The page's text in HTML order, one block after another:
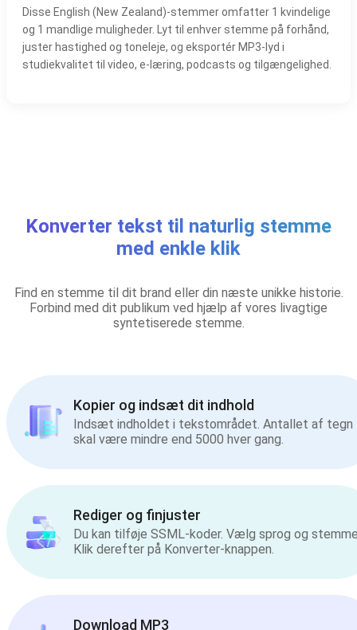
Disse English (New Zealand)-stemmer omfatter 1 kvindelige
og 1 mandlige muligheder. Lyt til enhver stemme på forhånd,
juster hastighed og toneleje, og eksportér MP3-lyd i
studiekvalitet til video, e-læring, podcasts og tilgængelighed.
Konverter tekst til naturlig stemme
med enkle klik
Find en stemme til dit brand eller din næste unikke historie.
Forbind med dit publikum ved hjælp af vores livagtige
syntetiserede stemme.
Kopier og indsæt dit indhold
Indsæt indholdet i tekstområdet. Antallet af tegn
skal være mindre end 5000 hver gang.
Rediger og finjuster
Du kan tilføje SSML-koder. Vælg sprog og
Klik derefter på Konverter-knappen.
Download MP3